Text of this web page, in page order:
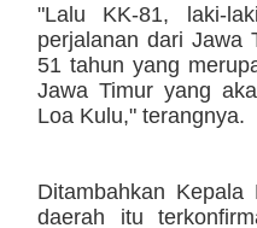
"Lalu KK-81, laki-
perjalanan dari Jawa
51 tahun yang
Jawa Timur yang
Loa Kulu," terangnya.
Ditambahkan
daerah itu